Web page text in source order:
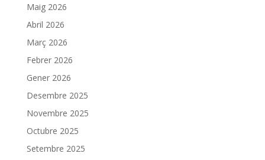
Maig 2026
Abril 2026
Març 2026
Febrer 2026
Gener 2026
Desembre 2025
Novembre 2025
Octubre 2025
Setembre 2025